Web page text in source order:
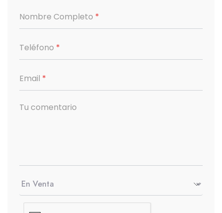
Nombre Completo *
Teléfono *
Email *
Tu comentario